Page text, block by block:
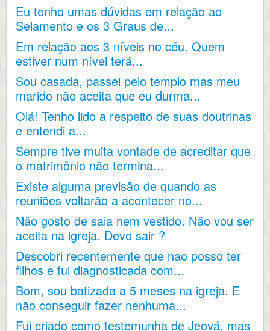
Eu tenho umas dúvidas em relação ao
Selamento e os 3 Graus de...
Em relação aos 3 níveis no céu. Quem
estiver num nível terá...
Sou casada, passei pelo templo mas meu
marido não aceita que eu durma...
Olá! Tenho lido a respeito de suas doutrinas
e entendi a...
Sempre tive muita vontade de acreditar que
o matrimônio não termina...
Existe alguma previsão de quando as
reuniões voltarão a acontecer no...
Não gosto de saia nem vestido. Não vou ser
aceita na igreja. Devo sair ?
Descobri recentemente que nao posso ter
filhos e fui diagnosticada com...
Bom, sou batizada a 5 meses na igreja. E
não conseguir fazer nenhuma...
Fui criado como testemunha de Jeová, mas